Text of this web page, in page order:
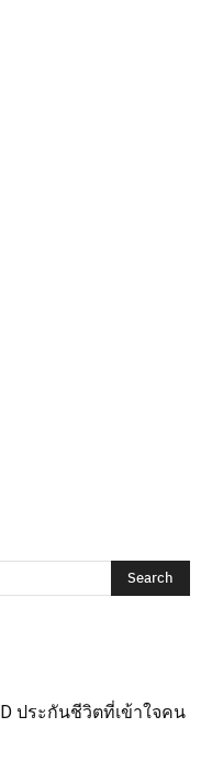
ประกันชีวิตที่เข้าใจคน